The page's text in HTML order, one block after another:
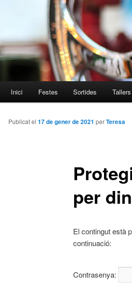
Aneu
al
Inici Festes Sortides Tallers
per
Publicat el 17 de gener de 2021 perTeresa
El contingut està
continuació:
Contrasenya: